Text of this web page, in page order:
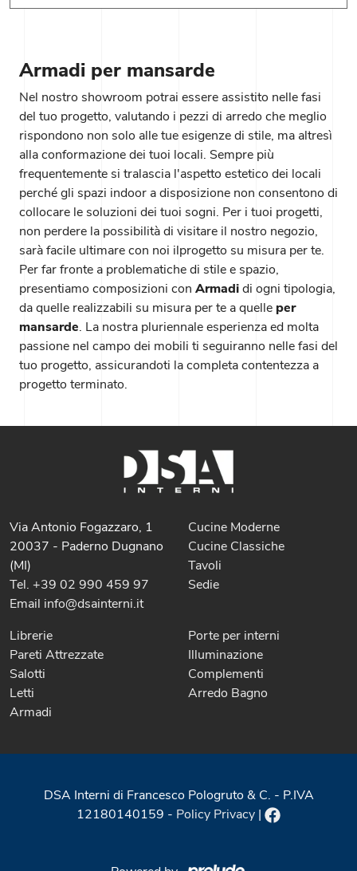
Armadi per mansarde
Nel nostro showroom potrai essere assistito nelle fasi
del tuo progetto, valutando i pezzi di arredo che meglio
rispondono non solo alle tue esigenze di stile, ma altresì
alla conformazione dei tuoi locali. Sempre più
frequentemente si tralascia l'aspetto estetico dei locali
perché gli spazi indoor a disposizione non consentono di
collocare le soluzioni dei tuoi sogni. Per i tuoi progetti,
non perdere la possibilità di visitare il nostro negozio,
sarà facile ultimare con noi ilprogetto su misura per te.
Per far fronte a problematiche di stile e spazio,
presentiamo composizioni con Armadidi ogni tipologia,
da quelle realizzabili su misura per te a quelle per
mansarde. La nostra pluriennale esperienza ed molta
passione nel campo dei mobili ti seguiranno nelle fasi del
tuo progetto, assicurandoti la completa contentezza a
progetto terminato.
Via Antonio Fogazzaro, 1
20037 - Paderno Dugnano
(MI)
Tel. +39 02 990 459 97
Email info@dsainterni.it
Cucine Moderne
Cucine Classiche
Tavoli
Sedie
Librerie
Pareti Attrezzate
Salotti
Letti
Armadi
Porte per interni
Illuminazione
Complementi
Arredo Bagno
DSA Interni di Francesco Pologruto & C. - P.IVA
12180140159 - Policy Privacy |